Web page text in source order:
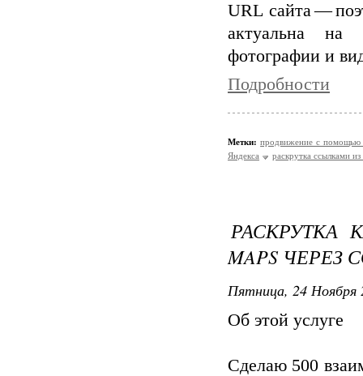
URL сайта —
актуальна на
фотографии и
Подробности
Метки: продвижение с помощью
Яндекса
раскрутка ссылками
РАСКРУТКА
MAPS ЧЕРЕЗ
Пятница, 24 Ноября
Об этой услуге
Сделаю 500